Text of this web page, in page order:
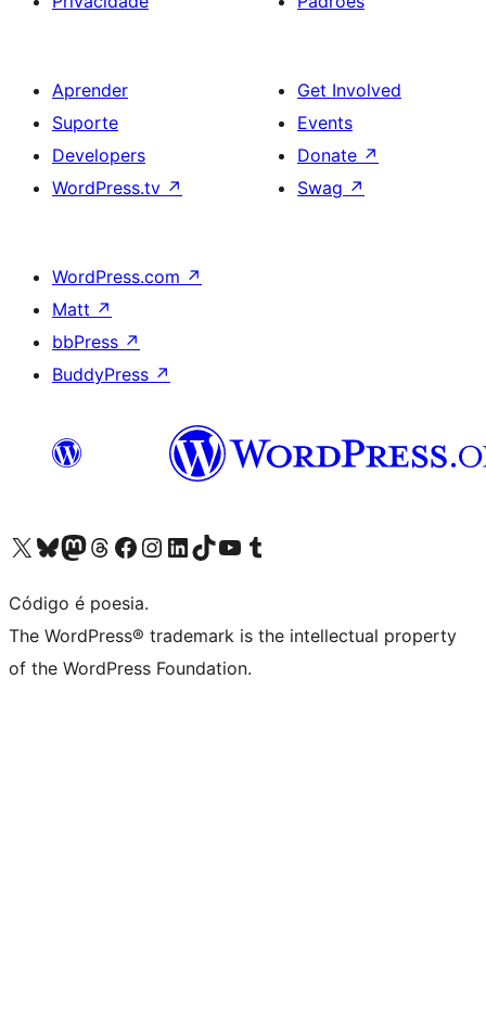
Aprender
Suporte
Developers
WordPress.tv ↗
Get Involved
Events
Donate ↗
Swag ↗
WordPress.com ↗
Matt ↗
bbPress ↗
BuddyPress ↗
Visite a nossa conta X (antigo Twitter)
Visit our Bluesky account
Visit our Mastodon account
Visit our Threads account
Visite a nossa página do Facebook
Visite a nossa conta no Instagram
Visite a nossa conta no LinkedIn
Visit our TikTok account
Visit our YouTube channel
Visit our Tumblr account
Código é poesia.
The WordPress® trademark is the intellectual property
of the WordPress Foundation.